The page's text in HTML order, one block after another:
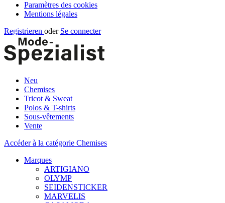
Paramètres des cookies
Mentions légales
Registrieren oder Se connecter
Neu
Chemises
Tricot & Sweat
Polos & T-shirts
Sous-vêtements
Vente
Accéder à la catégorie Chemises
Marques
ARTIGIANO
OLYMP
SEIDENSTICKER
MARVELIS